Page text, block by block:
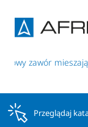
zawór
Przeglądaj